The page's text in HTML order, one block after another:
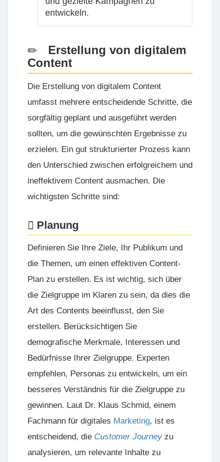
entwickeln.
Erstellung von digitalem
Content
Die Erstellung von digitalem Content
umfasst mehrere entscheidende Schritte, die
sorgfältig geplant und ausgeführt werden
sollten, um die gewünschten Ergebnisse zu
erzielen. Ein gut strukturierter Prozess kann
den Unterschied zwischen erfolgreichem und
ineffektivem Content ausmachen. Die
wichtigsten Schritte sind:
Planung
Definieren Sie Ihre Ziele, Ihr Publikum und
die Themen, um einen effektiven Content-
Plan zu erstellen. Es ist wichtig, sich über
die Zielgruppe im Klaren zu sein, da dies die
Art des Contents beeinflusst, den Sie
erstellen. Berücksichtigen Sie
demografische Merkmale, Interessen und
Bedürfnisse Ihrer Zielgruppe. Experten
empfehlen, Personas zu entwickeln, um ein
besseres Verständnis für die Zielgruppe zu
gewinnen. Laut Dr. Klaus Schmid, einem
Fachmann für digitales Marketing, ist es
entscheidend, die Customer Journey zu
analysieren, um relevante Inhalte zu